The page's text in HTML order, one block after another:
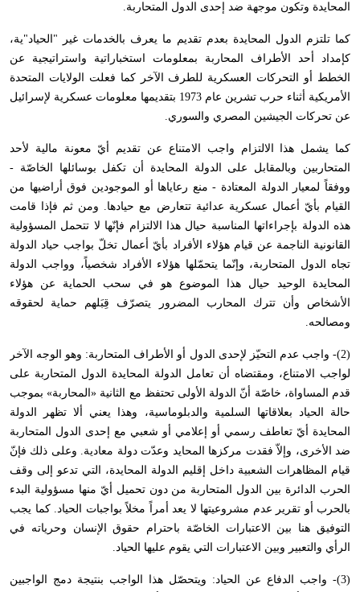
المحايدة وتكون موجهة ضد إحدى الدول المتحاربة.
كما تلتزم الدول المحايدة بعدم تقديم ما يعرف بالخدمات غير "الحياد"ية،
كإمداد أحد الأطراف المحاربة بمعلومات استخباراتية واستراتيجية عن
الخطط أو التحركات العسكرية للطرف الآخر كما فعلت الولايات المتحدة
الأمريكية أثناء حرب تشرين عام 1973 بتقديمها معلومات عسكرية لإسرائيل
عن تحركات الجيشين المصري والسوري.
كما يشمل هذا الالتزام واجب الامتناع عن تقديم أيّ معونة مالية لأحد
المتحاربين وبالمقابل على الدولة المحايدة أن تكفل بوسائلها الخاصّة -
ووفقاً لمعيار الدولة المعتادة - منع رعاياها أو الموجودين فوق أراضيها من
القيام بأيّ أعمال عسكرية عدائية تتعارض مع حيادها. ومن ثم فإذا قامت
هذه الدولة بإجراءاتها المناسبة حيال هذا الالتزام فإنّها لا تتحمل المسؤولية
القانونية الناجمة عن قيام هؤلاء الأفراد بأيّ أعمال تخلّ بواجب حياد الدولة
تجاه الدول المتحاربة، وإنّما يتحمّلها هؤلاء الأفراد شخصياً، وواجب الدولة
المحايدة الوحيد حيال هذا الموضوع هو في سحب الحماية عن هؤلاء
الأشخاص وأن تترك المحارب المضرور يتصرّف قِبَلهم حماية لحقوقه
ومصالحه.
(2)- واجب عدم التحيّز لإحدى الدول أو الأطراف المتحاربة: وهو الوجه الآخر
لواجب الامتناع، ومقتضاه أن تعامل الدولة المحايدة الدول المتحاربة على
قدم المساواة، خاصّة أنّ الدولة الأولى تحتفظ مع الثانية «المحاربة» بموجب
حالة الحياد بعلاقاتها السلمية والدبلوماسية، وهذا يعني ألا تظهر الدولة
المحايدة أيّ تعاطف رسمي أو إعلامي أو شعبي مع إحدى الدول المتحاربة
ضد الأخرى، وإلاّ فقدت مركزها المحايد وعدّت دولة معادية. وعلى ذلك فإنّ
قيام المظاهرات الشعبية داخل إقليم الدولة المحايدة، التي تدعو إلى وقف
الحرب الدائرة بين الدول المتحاربة من دون تحميل أيّ منها مسؤولية البدء
بالحرب أو تقرير عدم مشروعيتها لا يعد أمراً مخلاً بواجبات الحياد. كما يجب
التوفيق هنا بين الاعتبارات الخاصّة باحترام حقوق الإنسان وحرياته في
الرأي والتعبير وبين الاعتبارات التي يقوم عليها الحياد.
(3)- واجب الدفاع عن الحياد: ويتحصّل هذا الواجب بنتيجة دمج الواجبين